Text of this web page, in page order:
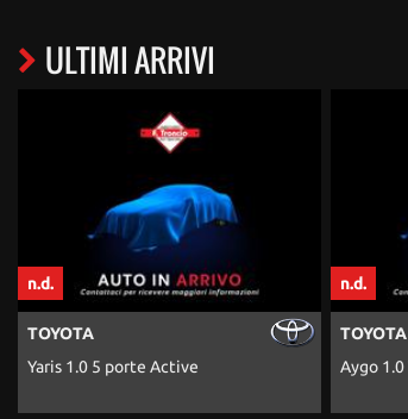
ULTIMI ARRIVI
n.d.
Aygo 1.0 VVT-i 69 CV 5 porte x-play